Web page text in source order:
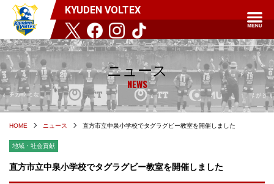
KYUDEN VOLTEX
ニュース
NEWS
HOME ニュース 直方市立中泉小学校でタグラグビー教室を開催しました
地域・社会貢献
直方市立中泉小学校でタグラグビー教室を開催しました